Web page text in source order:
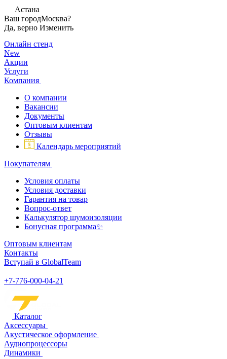
Астана
Ваш городМосква?
Да, верно Изменить
Онлайн стенд
New
Акции
Услуги
Компания
О компании
Вакансии
Документы
Оптовым клиентам
Отзывы
Календарь мероприятий
Покупателям
Условия оплаты
Условия доставки
Гарантия на товар
Вопрос-ответ
Калькулятор шумоизоляции
Бонусная программа✨
Оптовым клиентам
Контакты
Вступай в GlobalTeam
+7-776-000-04-21
Каталог
Аксессуары
Акустическое оформление
Аудиопроцессоры
Динамики